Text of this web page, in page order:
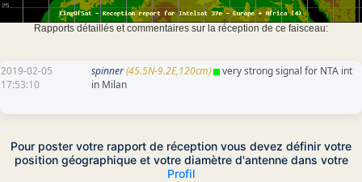
Rapports détaillés et commentaires sur la réception de ce faisceau:
2019-02-05
17:53:10
spinner(45.5N-9.2E,120cm)
very strong signal for NTA int
in Milan
Pour poster votre rapport de réception vous devez définir votre
position géographique et votre diamètre d'antenne dans votre
Profil